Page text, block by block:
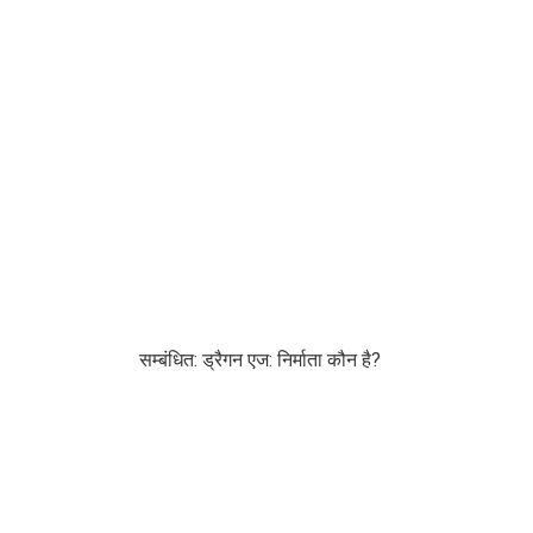
सम्बंधित: ड्रैगन एज: निर्माता कौन है?